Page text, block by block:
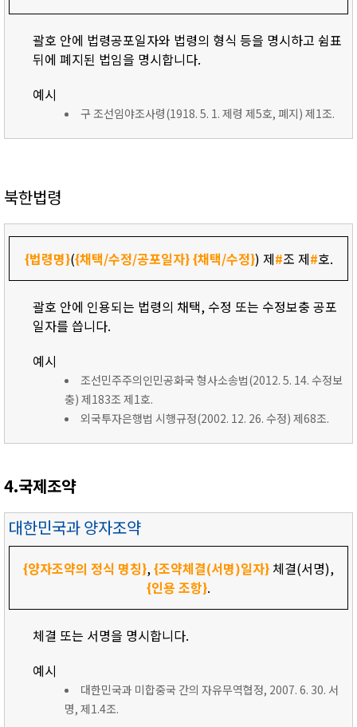
괄호 안에 법령공포일자와 법령의 형식 등을 명시하고 쉼표
뒤에 폐지된 법임을 명시합니다.
예시
구 조선임야조사령(1918. 5. 1. 제령 제5호, 폐지) 제1조.
북한법령
{법령명}({채택/수정/공포일자}{채택/수정}) 제#조 제#호.
괄호 안에 인용되는 법령의 채택, 수정 또는 수정보충 공포
일자를 씁니다.
예시
조선민주주의인민공화국 형사소송법(2012. 5. 14. 수정보
충) 제183조 제1호.
외국투자은행법 시행규정(2002. 12. 26. 수정) 제68조.
4.국제조약
대한민국과 양자조약
{양자조약의 정식 명칭},{조약체결(서명)일자} 체결(서명),
{인용 조항}.
체결 또는 서명을 명시합니다.
예시
대한민국과 미합중국 간의 자유무역협정, 2007. 6. 30. 서
명, 제1.4조.